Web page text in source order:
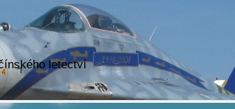
letectví